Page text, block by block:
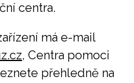
centra.
má e-mail
, Centra pomoci
přehledně na